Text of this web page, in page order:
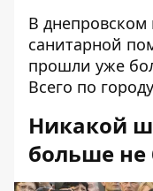
В
санитарной
прошли уже
Всего по
Никакой
больше не